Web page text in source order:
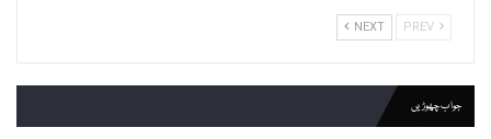
NEXT
جواب چھوڑیں